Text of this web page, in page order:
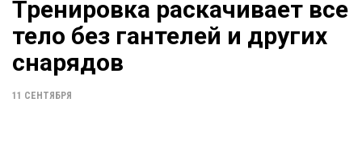
Тренировка раскачивает все
тело без гантелей и других
снарядов
11 СЕНТЯБРЯ